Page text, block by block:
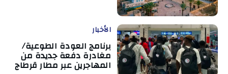
الأخبار
برنامج العودة الطوعية/
مغادرة دفعة جديدة من
المهاجرين عبر مطار قرطاج